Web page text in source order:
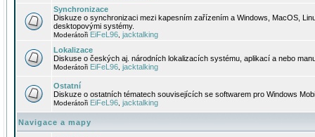
Synchronizace
Diskuze o synchronizaci mezi kapesním zařízením a Windows, MacOS,
desktopovými systémy.
Moderátoři EiFeL96 jacktalking
Lokalizace
Diskuse o českých aj. národních lokalizacích systému, aplikací a nebo
Moderátoři EiFeL96 jacktalking
Ostatní
Diskuze o ostatních tématech souvisejících se softwarem pro Windows
Moderátoři EiFeL96 jacktalking
Navigace a mapy